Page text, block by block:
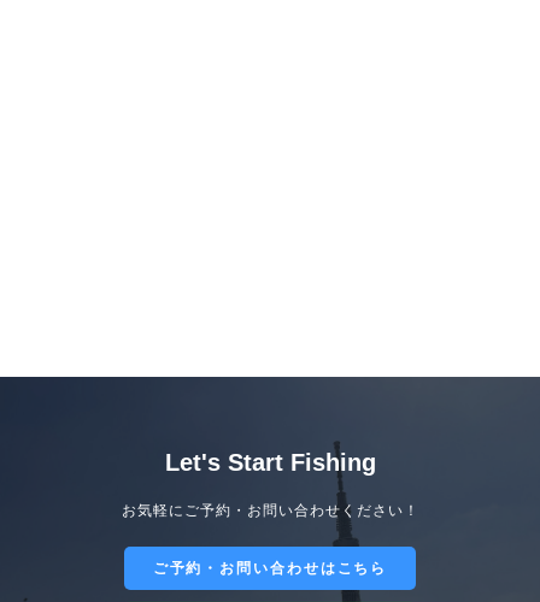
Let's Start Fishing
お気軽にご予約・お問い合わせください！
ご予約・お問い合わせはこちら